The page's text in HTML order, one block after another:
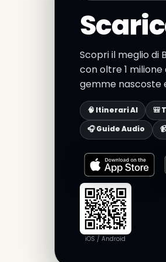
Scopri il meglio di
con oltre 1
gemme nascoste
🧠 Itinerari AI 🎒
🎧 Guide Audio
iOS / Android